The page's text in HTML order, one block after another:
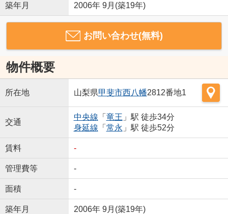
築年月 2006年 9月(築19年)
お問い合わせ(無料)
物件概要
所在地 山梨県甲斐市西八幡2812番地1
交通
中央線 「 竜王 」駅 徒歩34分
身延線 「 常永 」駅 徒歩52分
賃料 -
管理費等 -
面積 -
築年月 2006年 9月(築19年)